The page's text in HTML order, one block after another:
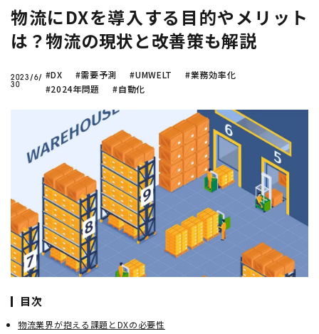
業務効率化 機械学習 在庫管理 BIツール
物流にDXを導入する目的やメリット
は？物流の現状と改善策も解説
2023/6/
30
#DX #需要予測 #UMWELT
#業務効率化
#2024年問題
#自動化
目次
物流業界が抱える課題とDXの必要性